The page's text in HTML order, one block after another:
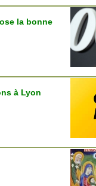
la bonne
à Lyon